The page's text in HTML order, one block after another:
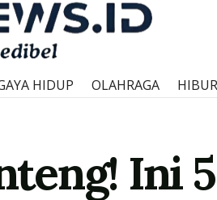
HIDUP OLAHRAGA
Ini